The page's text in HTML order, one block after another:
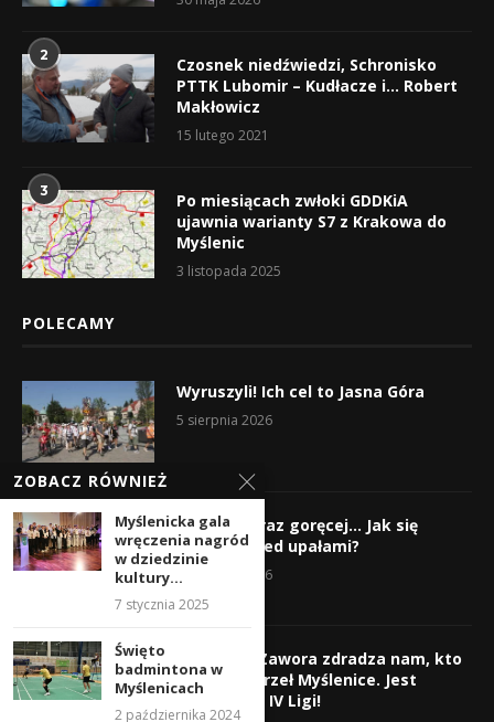
2
Czosnek niedźwiedzi, Schronisko
PTTK Lubomir – Kudłacze i… Robert
Makłowicz
15 lutego 2021
3
Po miesiącach zwłoki GDDKiA
ujawnia warianty S7 z Krakowa do
Myślenic
3 listopada 2025
POLECAMY
Wyruszyli! Ich cel to Jasna Góra
5 sierpnia 2026
Gorąco, coraz goręcej… Jak się
chronić przed upałami?
4 sierpnia 2026
Krzysztof Zawora zdradza nam, kto
wzmocni Orzeł Myślenice. Jest
nazwisko z IV Ligi!
ZOBACZ RÓWNIEŻ
Myślenicka gala
wręczenia nagród
w dziedzinie
kultury...
7 stycznia 2025
Święto
badmintona w
Myślenicach
2 października 2024